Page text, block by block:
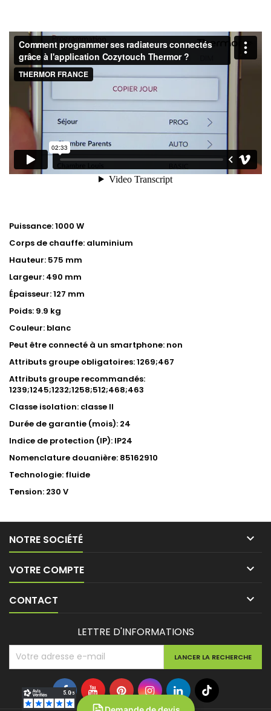
Puissance: 1000 W
Corps de chauffe: aluminium
Hauteur: 575 mm
Largeur: 490 mm
Épaisseur: 127 mm
Poids: 9.9 kg
Couleur: blanc
Peut être connecté à un smartphone: non
Attributs groupe obligatoires: 1269;467
Attributs groupe recommandés:
1239;1245;1232;1258;512;468;463
Classe isolation: classe II
Durée de garantie (mois): 24
Indice de protection (IP): IP24
Nomenclature douanière: 85162910
Technologie: fluide
Tension: 230 V
NOTRE SOCIÉTÉ 
VOTRE COMPTE 
CONTACT 
LETTRE D'INFORMATIONS